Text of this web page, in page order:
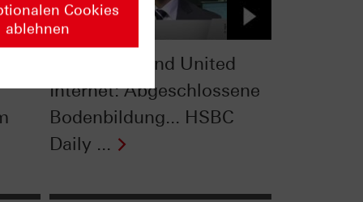
EUR / USD und United
Internet: Abgeschlossene
Bodenbildung... HSBC
Daily ...
Cookies
ablehnen